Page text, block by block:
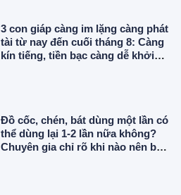
3 con giáp càng im lặng càng phát
tài từ nay đến cuối tháng 8: Càng
kín tiếng, tiền bạc càng dễ khởi
Đồ cốc, chén, bát dùng một lần có
thể dùng lại 1-2 lần nữa không?
Chuyên gia chỉ rõ khi nào nên bỏ